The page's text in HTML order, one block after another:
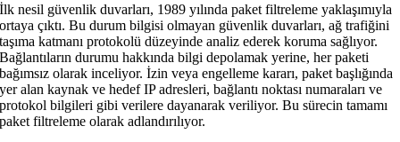
İlk nesil güvenlik duvarları, 1989 yılında paket filtreleme yaklaşımıyla
ortaya çıktı. Bu durum bilgisi olmayan güvenlik duvarları, ağ trafiğini
taşıma katmanı protokolü düzeyinde analiz ederek koruma sağlıyor.
Bağlantıların durumu hakkında bilgi depolamak yerine, her paketi
bağımsız olarak inceliyor. İzin veya engelleme kararı, paket başlığında
yer alan kaynak ve hedef IP adresleri, bağlantı noktası numaraları ve
protokol bilgileri gibi verilere dayanarak veriliyor. Bu sürecin tamamı
paket filtreleme olarak adlandırılıyor.